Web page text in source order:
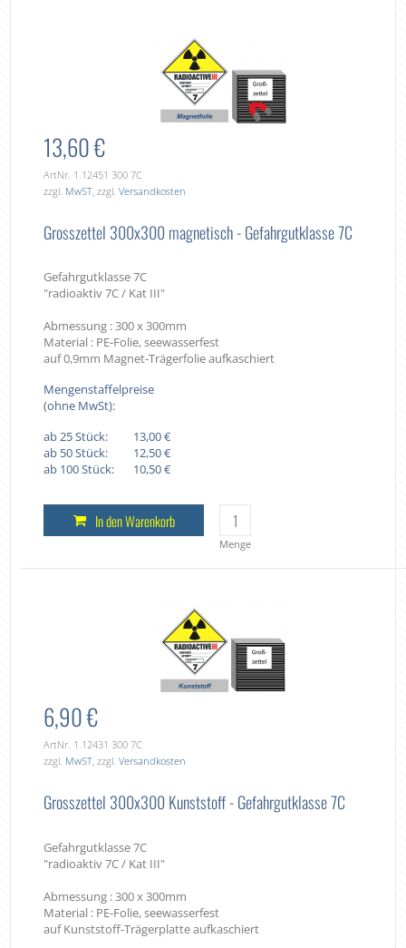
13,60 €
ArtNr. 1.12451 300 7C
zzgl. MwST , zzgl.Versandkosten
Grosszettel 300x300 magnetisch - Gefahrgutklasse 7C
Gefahrgutklasse 7C
"radioaktiv 7C / Kat III"
Abmessung : 300 x 300mm
Material : PE-Folie, seewasserfest
auf 0,9mm Magnet-Trägerfolie aufkaschiert
Mengenstaffelpreise
(ohne MwSt):
ab 25 Stück:
13,00 €
ab 50 Stück:
12,50 €
ab 100 Stück:
10,50 €
Menge
In den Warenkorb
6,90 €
ArtNr. 1.12431 300 7C
zzgl. MwST , zzgl.Versandkosten
Grosszettel 300x300 Kunststoff - Gefahrgutklasse 7C
Gefahrgutklasse 7C
"radioaktiv 7C / Kat III"
Abmessung : 300 x 300mm
Material : PE-Folie, seewasserfest
auf Kunststoff-Trägerplatte aufkaschiert